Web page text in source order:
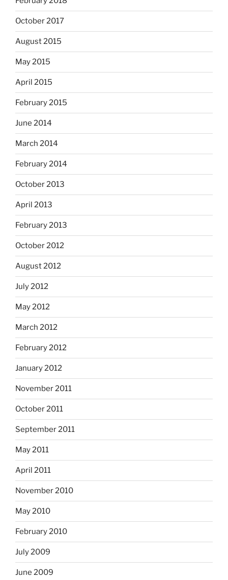
October 2017
August 2015
May 2015
April 2015
February 2015
June 2014
March 2014
February 2014
October 2013
April 2013
February 2013
October 2012
August 2012
July 2012
May 2012
March 2012
February 2012
January 2012
November 2011
October 2011
September 2011
May 2011
April 2011
November 2010
May 2010
February 2010
July 2009
June 2009